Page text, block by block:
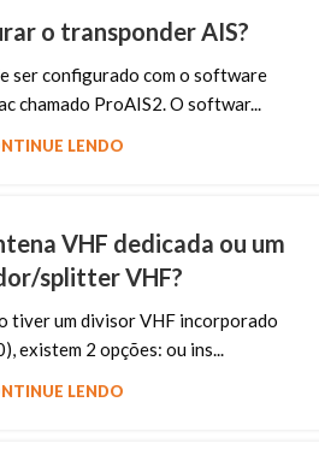
o transponder AIS?
ser configurado com o software
chamado ProAIS2. O softwar...
LENDO
VHF dedicada ou um
splitter VHF?
tiver um divisor VHF incorporado
existem 2 opções: ou ins...
LENDO